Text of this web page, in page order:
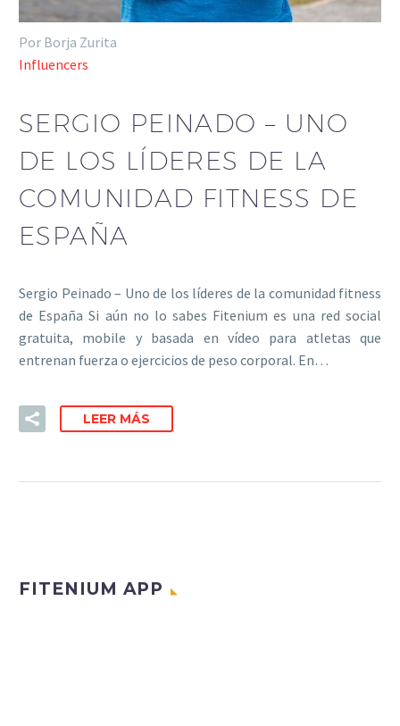
Por Borja Zurita
Influencers
SERGIO PEINADO – UNO
DE LOS LÍDERES DE LA
COMUNIDAD FITNESS DE
ESPAÑA
Sergio Peinado – Uno de los líderes de la comunidad fitness
de España Si aún no lo sabes Fitenium es una red social
gratuita, mobile y basada en vídeo para atletas que
entrenan fuerza o ejercicios de peso corporal. En…
LEER MÁS
FITENIUM APP